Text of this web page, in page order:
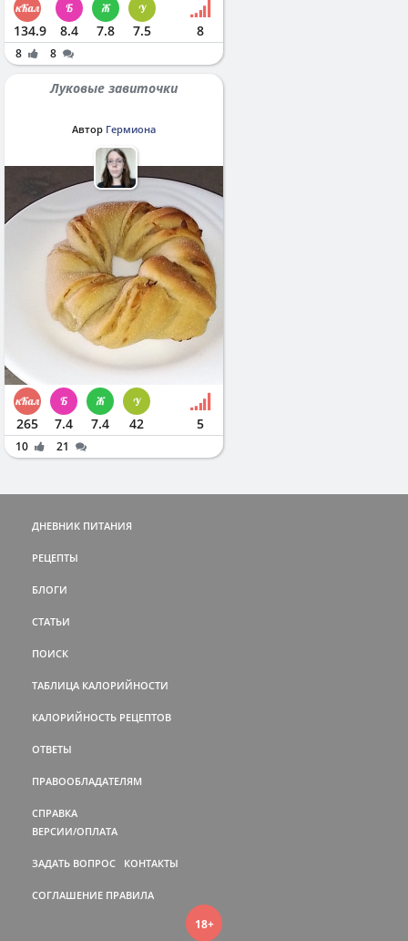
134.9 8.4 7.8 7.5 8
8 8
Луковые завиточки
Автор Гермиона
265 7.4 7.4 42 5
10 21
ДНЕВНИК ПИТАНИЯ
РЕЦЕПТЫ
БЛОГИ
СТАТЬИ
ПОИСК
ТАБЛИЦА КАЛОРИЙНОСТИ
КАЛОРИЙНОСТЬ РЕЦЕПТОВ
ОТВЕТЫ
ПРАВООБЛАДАТЕЛЯМ
СПРАВКА
ВЕРСИИ/ОПЛАТА
ЗАДАТЬ ВОПРОС КОНТАКТЫ
СОГЛАШЕНИЕ ПРАВИЛА
18+